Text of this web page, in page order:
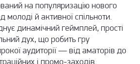
на популяризацію нового
молоді й активної спільноти.
динамічний геймплей, прості
дух, що робить гру
аудиторії — від аматорів до